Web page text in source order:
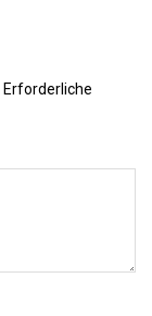
Erforderliche